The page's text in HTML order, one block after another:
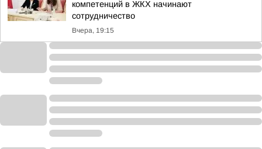
компетенций в ЖКХ начинают
сотрудничество
Вчера, 19:15